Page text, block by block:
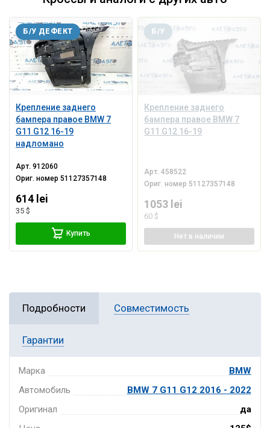
Крепление заднего
бампера правое BMW 7
G11 G12 16-19
надломано
Б/У ДЕФЕКТ
Арт.912060
Ориг. номер51127357148
614 lei
35 $
Купить
Крепление заднего
бампера правое BMW 7
G11 G12 16-19
Б/У
Арт.458522
Ориг. номер 51127357148
1053 lei
60 $
Нет в наличии
Подробности Совместимость
Гарантии
Марка
BMW
Автомобиль
BMW 7 G11 G12 2016 - 2022
Оригинал
да